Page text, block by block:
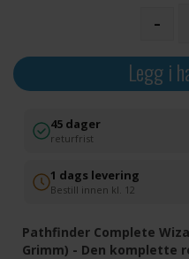
-
Legg i
45 dager
returfrist
1 dags levering
Bestill innen kl. 12
Pathfinder Complete
Grimm) - Den komplette